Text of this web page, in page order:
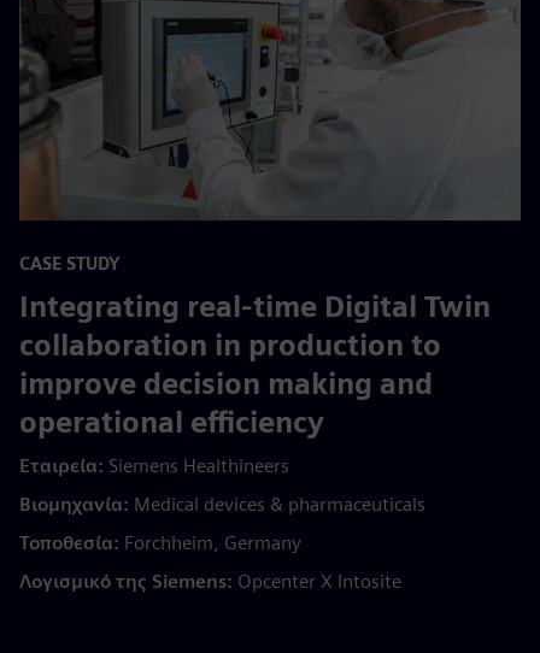
CASE STUDY
Integrating real-time Digital Twin
collaboration in production to
improve decision making and
operational efficiency
Εταιρεία: Siemens Healthineers
Βιομηχανία: Medical devices & pharmaceuticals
Τοποθεσία: Forchheim, Germany
Λογισμικό της Siemens: Opcenter X Intosite